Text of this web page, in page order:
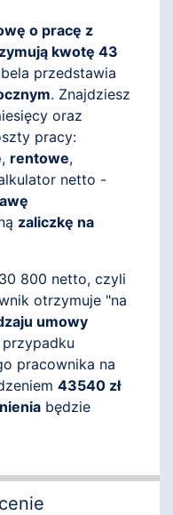
o pracę z
kwotę 43
przedstawia
. Znajdziesz
oraz
pracy:
, rentowe,
netto -
zaliczkę na
800 netto, czyli
otrzymuje "na
umowy
przypadku
pracownika na
43540 zł
będzie